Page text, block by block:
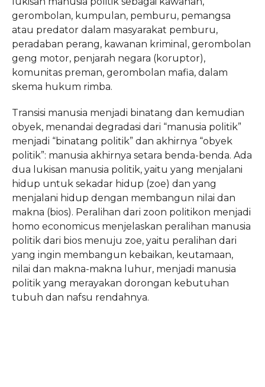
gerombolan, kumpulan, pemburu, pemangsa
atau predator dalam masyarakat pemburu,
peradaban perang, kawanan kriminal, gerombolan
geng motor, penjarah negara (koruptor),
komunitas preman, gerombolan mafia, dalam
skema hukum rimba.
Transisi manusia menjadi binatang dan kemudian
obyek, menandai degradasi dari “manusia politik”
menjadi “binatang politik” dan akhirnya “obyek
politik”: manusia akhirnya setara benda-benda. Ada
dua lukisan manusia politik, yaitu yang menjalani
hidup untuk sekadar hidup (zoe) dan yang
menjalani hidup dengan membangun nilai dan
makna (bios). Peralihan dari zoon politikon menjadi
homo economicus menjelaskan peralihan manusia
politik dari bios menuju zoe, yaitu peralihan dari
yang ingin membangun kebaikan, keutamaan,
nilai dan makna-makna luhur, menjadi manusia
politik yang merayakan dorongan kebutuhan
tubuh dan nafsu rendahnya.